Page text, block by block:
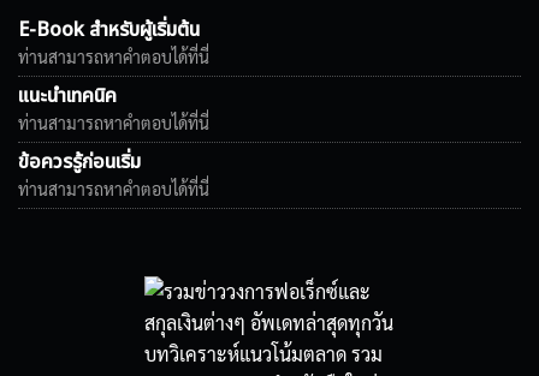
E-Book สำหรับผู้เริ่มต้น
ท่านสามารถหาคำตอบได้ที่นี่
แนะนำเทคนิค
ท่านสามารถหาคำตอบได้ที่นี่
ข้อควรรู้ก่อนเริ่ม
ท่านสามารถหาคำตอบได้ที่นี่